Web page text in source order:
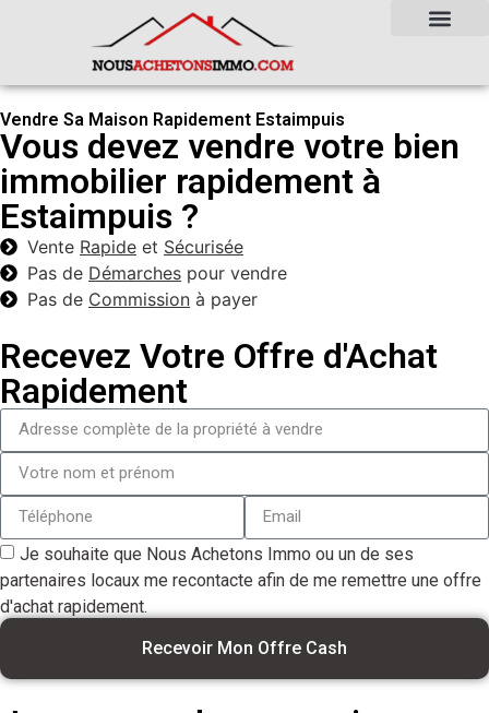
Vendre Sa Maison Rapidement Estaimpuis
Vous devez vendre votre bien
immobilier rapidement à
Estaimpuis ?
Vente Rapide et Sécurisée
Pas de Démarches pour vendre
Pas de Commission à payer
Recevez Votre Offre d'Achat
Rapidement
Je souhaite que Nous Achetons Immo ou un de ses
partenaires locaux me recontacte afin de me remettre une offre
d'achat rapidement.
Recevoir Mon Offre Cash